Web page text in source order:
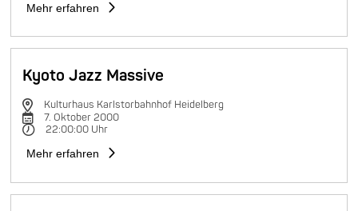
Mehr erfahren
Kyoto Jazz Massive
Kulturhaus Karlstorbahnhof Heidelberg
7. Oktober 2000
22:00:00 Uhr
Mehr erfahren